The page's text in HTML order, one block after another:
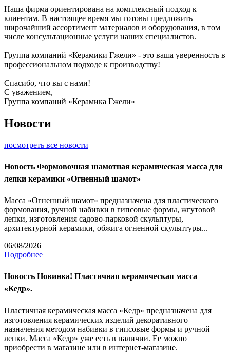
Наша фирма ориентирована на комплексный подход к
клиентам. В настоящее время мы готовы предложить
широчайший ассортимент материалов и оборудования, в том
числе консультационные услуги наших специалистов.
Группа компаний «Керамики Гжели» - это ваша уверенность в
профессиональном подходе к производству!
Спасибо, что вы с нами!
С уважением,
Группа компаний «Керамика Гжели»
Новости
посмотреть все новости
Новость Формовочная шамотная керамическая масса для
лепки керамики «Огненный шамот»
Масса «Огненный шамот» предназначена для пластического
формования, ручной набивки в гипсовые формы, жгутовой
лепки, изготовления садово-парковой скульптуры,
архитектурной керамики, обжига огненной скульптуры...
06/08/2026
Подробнее
Новость Новинка! Пластичная керамическая масса
«Кедр».
Пластичная керамическая масса «Кедр» предназначена для
изготовления керамических изделий декоративного
назначения методом набивки в гипсовые формы и ручной
лепки. Масса «Кедр» уже есть в наличии. Ее можно
приобрести в магазине или в интернет-магазине.